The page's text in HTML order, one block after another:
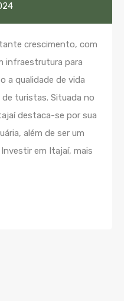
crescimento, com
infraestrutura para
a qualidade de vida
turistas. Situada no
destaca-se por sua
além de ser um
em Itajaí, mais